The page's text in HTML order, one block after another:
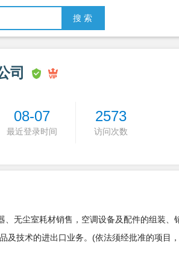
搜 索
司
08-07
最近登录时间
2573
访问次数
无尘室耗材销售，空调设备及配件的组装、
及技术的进出口业务。(依法须经批准的项目